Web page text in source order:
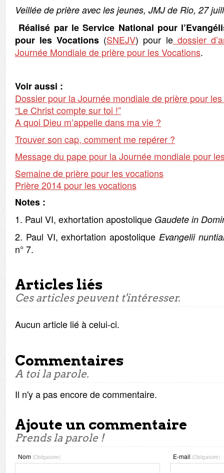
Veillée de prière avec les jeunes, JMJ de Rio, 27
Réalisé par le Service National pour
pour les Vocations (SNEJV) pour ledossier
Journée Mondiale de prière pour les Vocations.
Voir aussi :
Dossier pour la Journée mondiale de prière pour
“Le Christ compte sur toi !”
A quoi Dieu m’appelle dans ma vie ?
Trouver son cap, comment me repérer ?
Message du pape pour la Journée mondiale pour
Semaine de prière pour les vocations
Prière 2014 pour les vocations
Notes :
1. Paul VI, exhortation apostolique Gaudete in
2. Paul VI, exhortation apostolique Evangelii
n° 7.
Articles liés
Ces articles peuvent t'intéresser.
Aucun article lié à celui-ci.
Commentaires
A toi la parole.
Il n'y a pas encore de commentaire.
Ajoute un commentaire
Prends la parole !
Nom (Obligatoire) E-mail (Obligatoire)